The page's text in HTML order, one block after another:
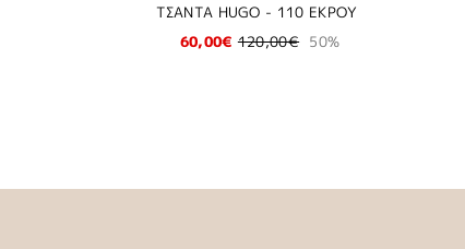
ΤΣΑΝΤΑ HUGO - 110 ΕΚΡΟΥ
60,00€ 120,00€ 50%